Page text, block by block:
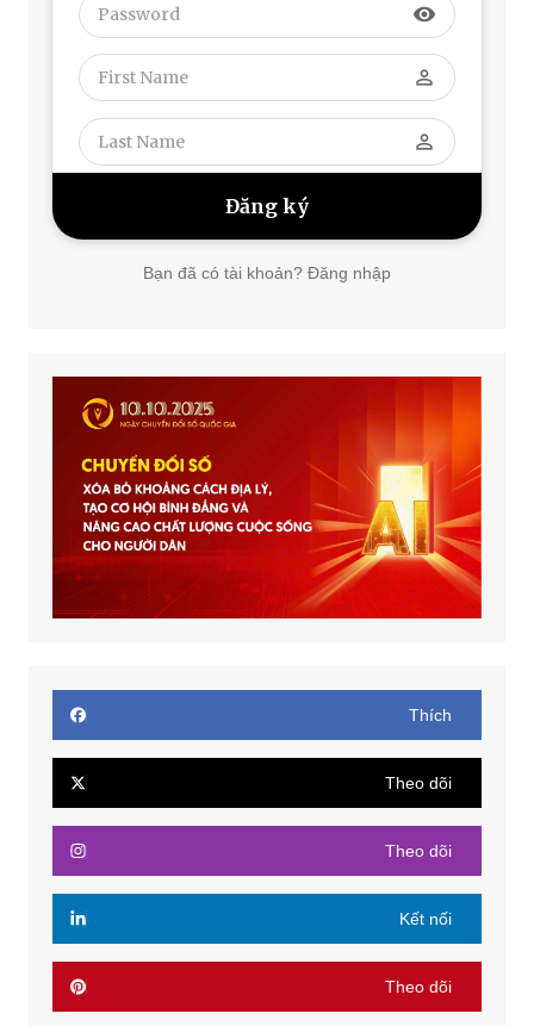
visibility
perm_identity
perm_identity
Bạn đã có tài khoản? Đăng nhập
Thích
Theo dõi
Theo dõi
Kết nối
Theo dõi